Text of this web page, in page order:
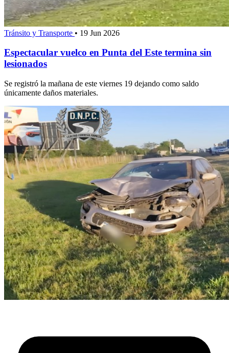
Tránsito y Transporte • 19 Jun 2026
Espectacular vuelco en Punta del Este termina sin
lesionados
Se registró la mañana de este viernes 19 dejando como saldo
únicamente daños materiales.